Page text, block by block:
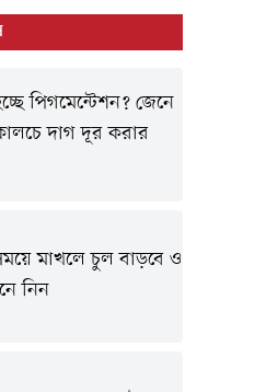
পিগমেন্টেশন? জেনে
দাগ দূর করার
মাখলে চুল বাড়বে ও
নিন